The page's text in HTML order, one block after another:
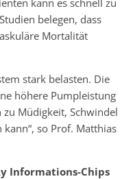
belegen, dass
Mortalität
stark belasten. Die
höhere Pumpleistung
zu Müdigkeit, Schwindel
so Prof. Matthias
Informations-Chips